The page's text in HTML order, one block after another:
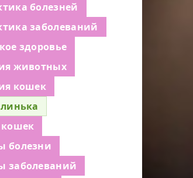
болезней
заболеваний
здоровье
животных
кошек
кошек
болезни
заболеваний